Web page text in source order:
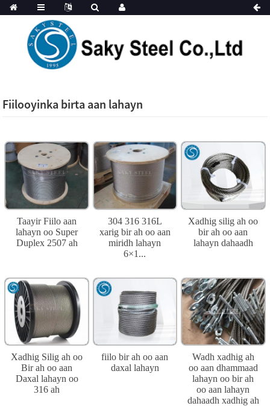
Fiilooyinka birta aan lahayn
Taayir Fiilo aan
lahayn oo Super
Duplex 2507 ah
304 316 316L
xarig bir ah oo aan
miridh lahayn
6×1...
Xadhig silig ah oo
bir ah oo aan
lahayn dahaadh
Xadhig Silig ah oo
Bir ah oo aan
Daxal lahayn oo
316 ah
fiilo bir ah oo aan
daxal lahayn
Wadh xadhig ah
oo aan dhammaad
lahayn oo bir ah
oo aan lahayn
dahaadh xadhig ah